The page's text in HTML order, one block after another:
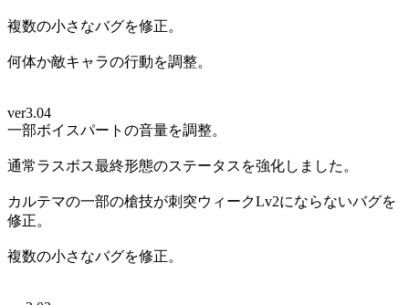
複数の小さなバグを修正。
何体か敵キャラの行動を調整。
ver3.04
一部ボイスパートの音量を調整。
通常ラスボス最終形態のステータスを強化しました。
カルテマの一部の槍技が刺突ウィークLv2にならないバグを
修正。
複数の小さなバグを修正。